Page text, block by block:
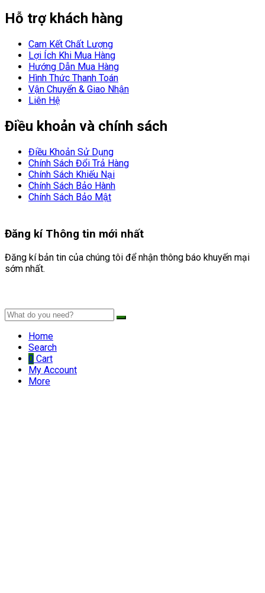
Hỗ trợ khách hàng
Cam Kết Chất Lượng
Lợi Ích Khi Mua Hàng
Hướng Dẫn Mua Hàng
Hình Thức Thanh Toán
Vận Chuyển & Giao Nhận
Liên Hệ
Điều khoản và chính sách
Điều Khoản Sử Dụng
Chính Sách Đổi Trả Hàng
Chính Sách Khiếu Nại
Chính Sách Bảo Hành
Chính Sách Bảo Mật
Đăng kíThông tin mới nhất
Đăng kí bản tin của chúng tôi để nhận thông báo khuyến mại
sớm nhất.
Home
Search
0 Cart
My Account
More